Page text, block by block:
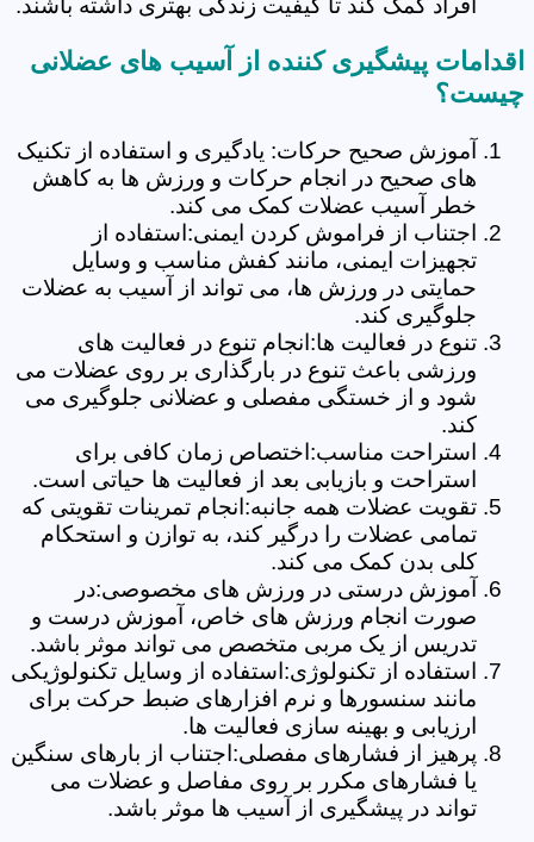
اقدامات پیشگیری کننده از آسیب های عضلانی
چیست؟
آموزش صحیح حرکات: یادگیری و استفاده از تکنیک
های صحیح در انجام حرکات و ورزش ها به کاهش
خطر آسیب عضلات کمک می کند.
اجتناب از فراموش کردن ایمنی:استفاده از
تجهیزات ایمنی، مانند کفش مناسب و وسایل
حمایتی در ورزش ها، می تواند از آسیب به عضلات
جلوگیری کند.
تنوع در فعالیت ها:انجام تنوع در فعالیت های
ورزشی باعث تنوع در بارگذاری بر روی عضلات می
شود و از خستگی مفصلی و عضلانی جلوگیری می
کند.
استراحت مناسب:اختصاص زمان کافی برای
استراحت و بازیابی بعد از فعالیت ها حیاتی است.
تقویت عضلات همه جانبه:انجام تمرینات تقویتی که
تمامی عضلات را درگیر کند، به توازن و استحکام
کلی بدن کمک می کند.
آموزش درستی در ورزش های مخصوصی:در
صورت انجام ورزش های خاص، آموزش درست و
تدریس از یک مربی متخصص می تواند موثر باشد.
استفاده از تکنولوژی:استفاده از وسایل تکنولوژیکی
مانند سنسورها و نرم افزارهای ضبط حرکت برای
ارزیابی و بهینه سازی فعالیت ها.
پرهیز از فشارهای مفصلی:اجتناب از بارهای سنگین
یا فشارهای مکرر بر روی مفاصل و عضلات می
تواند در پیشگیری از آسیب ها موثر باشد.